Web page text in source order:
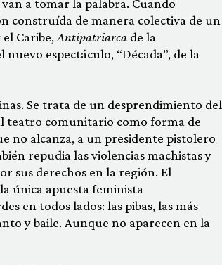
a tomar la palabra. Cuando
construída de manera colectiva de un
Caribe, Antipatriarcade la
espectáculo, “Década”, de la
Se trata de un desprendimiento del
teatro comunitario como forma de
no alcanza, a un presidente pistolero
repudia las violencias machistas y
sus derechos en la región. El
única apuesta feminista
en todos lados: las pibas, las más
y baile. Aunque no aparecen en la